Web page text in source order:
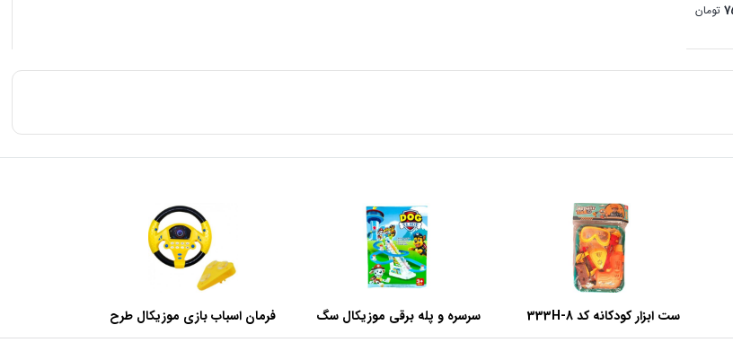
تومان
ست ابزار کودکانه کد 333H-8
وارداتی
سرسره و پله برقی موزیکال سگ
های نگهبان
فرمان اسباب بازی موزیکال طرح
روی داشبورد کد KX1703